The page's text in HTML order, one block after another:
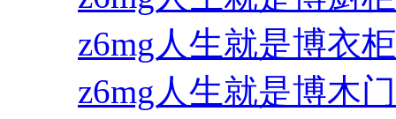
z6mg人生就是博衣柜
z6mg人生就是博木门